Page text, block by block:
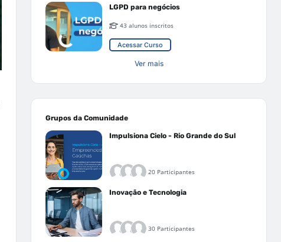
LGPD para negócios
43 alunos inscritos
Acessar Curso
Ver mais
Grupos da Comunidade
Impulsiona Cielo - Rio Grande do Sul
20 Participantes
Inovação e Tecnologia
30 Participantes